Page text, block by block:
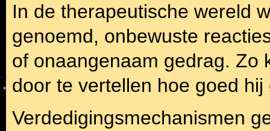
In de therapeutische wereld
genoemd, onbewuste
of onaangenaam gedrag. Zo
door te vertellen hoe goed
Verdedigingsmechanismen